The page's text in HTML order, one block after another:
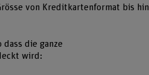
von Kreditkartenformat bis hin
die ganze
wird: